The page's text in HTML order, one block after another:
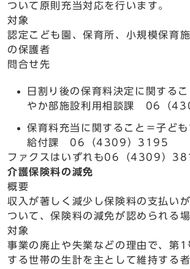
ついて原則充当対応を行います。
対象
認定こども園、保育所、小規模保育
の保護者
問合せ先
日割り後の保育料決定に関する
やか部施設利用相談課 06（
保育料充当に関すること＝子ど
給付課 06（4309）3195
ファクスはいずれも06（4309）
介護保険料の減免
概要
収入が著しく減少し保険料の支払い
ついて、保険料の減免が認められる
対象
事業の廃止や失業などの理由で、第1
する世帯の生計を主として維持する